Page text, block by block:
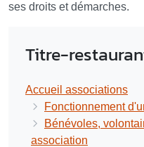
ses droits et démarches.
Titre-
Accueil associations
Fonctionnement
Bénévoles,
association